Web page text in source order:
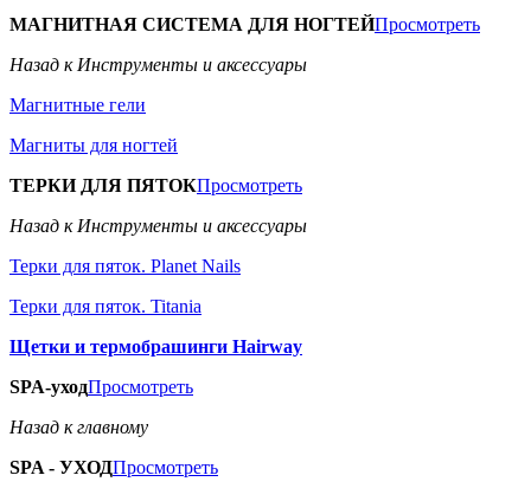
МАГНИТНАЯ СИСТЕМА ДЛЯ НОГТЕЙПросмотреть
Назад к Инструменты и аксессуары
Магнитные гели
Магниты для ногтей
ТЕРКИ ДЛЯ ПЯТОКПросмотреть
Назад к Инструменты и аксессуары
Терки для пяток. Planet Nails
Терки для пяток. Titania
Щетки и термобрашинги Hairway
SPA-уходПросмотреть
Назад к главному
SPA - УХОДПросмотреть